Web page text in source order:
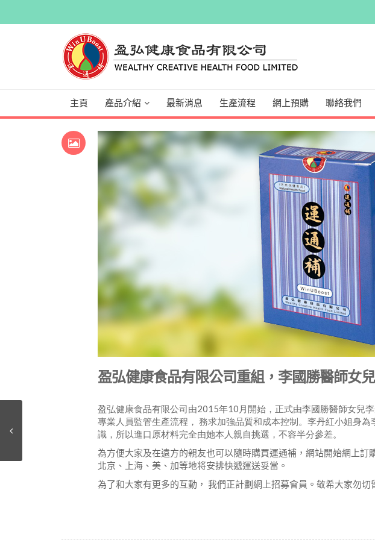
主頁 產品介紹 最新消息 生產流程 網上預購 聯絡我們
盈弘健康食品有限公司重組，李國勝醫師女
盈弘健康食品有限公司由2015年10月開始，正式由李國勝醫師女兒
專業人員監管生產流程， 務求加強品質和成本控制。李丹紅小姐身
識，所以進口原材料完全由她本人親自挑選，不容半分參差。
為方便大家及在遠方的親友也可以隨時購買運通補，網站開始網上訂
北京、上海、美、加等地将安排快遞運送妥當。
為了和大家有更多的互動， 我們正計劃網上招募會員。敬希大家勿切